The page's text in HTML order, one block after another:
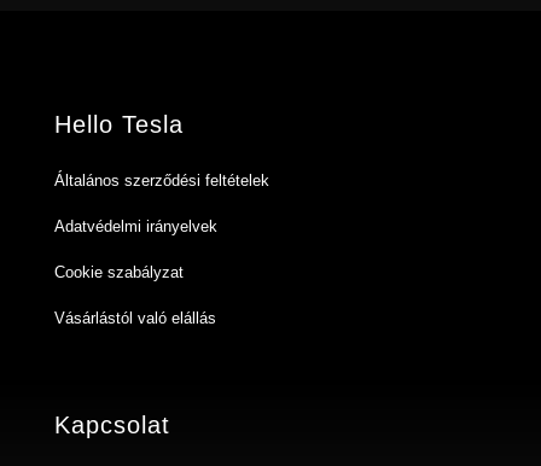
Hello Tesla
Általános szerződési feltételek
Adatvédelmi irányelvek
Cookie szabályzat
Vásárlástól való elállás
Kapcsolat